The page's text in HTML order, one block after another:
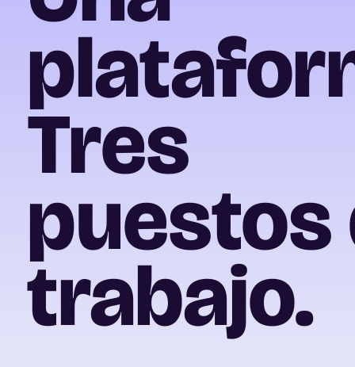
Tres
puestos
trabajo.